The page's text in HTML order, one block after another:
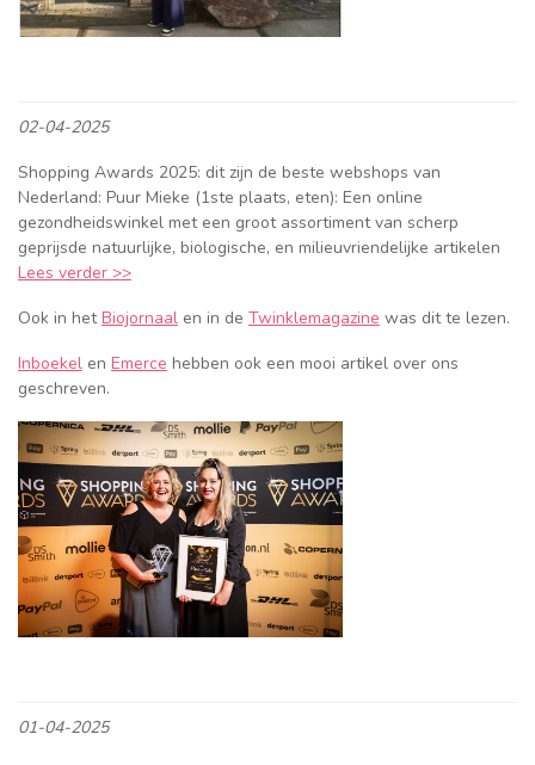
02-04-2025
Shopping Awards 2025: dit zijn de beste webshops van
Nederland: Puur Mieke (1ste plaats, eten): Een online
gezondheidswinkel met een groot assortiment van scherp
geprijsde natuurlijke, biologische, en milieuvriendelijke artikelen
Lees verder >>
Ook in hetBiojornaal en in de Twinklemagazine was dit te lezen.
Inboekel en Emerce hebben ook een mooi artikel over ons
geschreven.
01-04-2025